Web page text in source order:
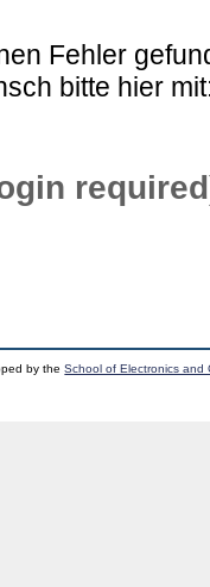
Fehler
bitte hier
by theSchool of Electronics and